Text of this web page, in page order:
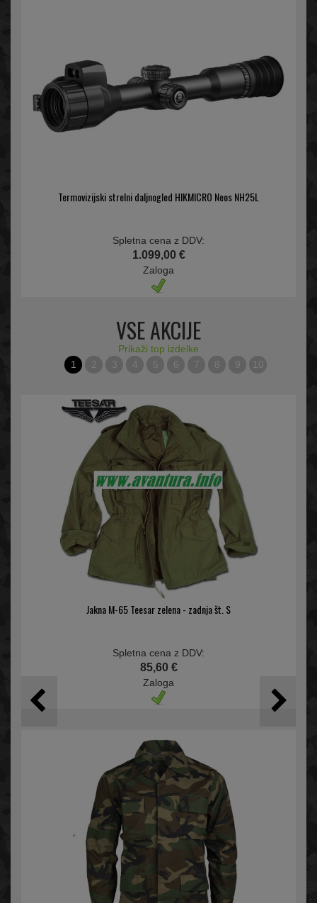
Termovizijski strelni daljnogled HIKMICRO Neos NH25L
Spletna cena z DDV:
1.099,00 €
Zaloga
VSE AKCIJE
Prikaži top izdelke
1
2 3 4 5 6 7 8 9 10
Jakna M-65 Teesar zelena - zadnja št. S
Spletna cena z DDV:
85,60 €
Zaloga